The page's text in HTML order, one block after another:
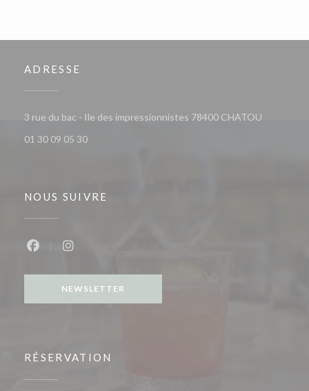
ADRESSE
3 rue du bac - Ile des impressionnistes 78400 CHATOU
01 30 09 05 30
NOUS SUIVRE
NEWSLETTER
RÉSERVATION